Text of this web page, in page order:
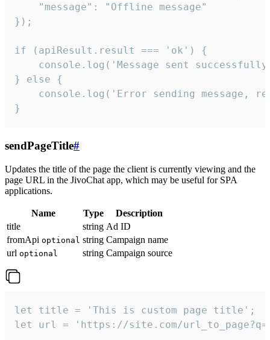
    "message": "Offline message"
});
if (apiResult.result === 'ok') {
console.log('Message sent
} else {
console.log('Error sending message,
}
sendPageTitle#
Updates the title of the page the client is currently viewing and the
page URL in the JivoChat app, which may be useful for SPA
applications.
Name Type
Description
title
string Ad ID
fromApi optional string Campaign name
url optional string Campaign source
let title = 'This is custom page title';
let url = 'https://site.com/